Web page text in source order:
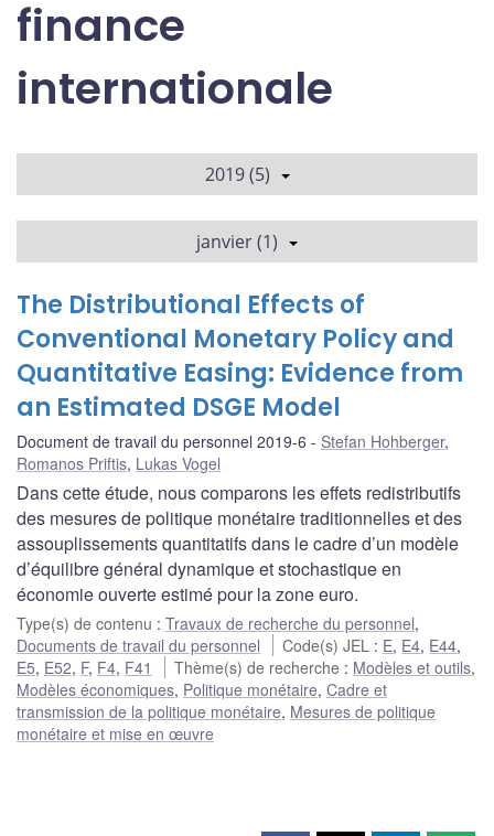
finance
internationale
2019 (5)
janvier (1)
The Distributional Effects of
Conventional Monetary Policy and
Quantitative Easing: Evidence from
an Estimated DSGE Model
Document de travail du personnel 2019-6 Stefan Hohberger,
Romanos Priftis, Lukas Vogel
Dans cette étude, nous comparons les effets redistributifs
des mesures de politique monétaire traditionnelles et des
assouplissements quantitatifs dans le cadre d’un modèle
d’équilibre général dynamique et stochastique en
économie ouverte estimé pour la zone euro.
Type(s) de contenu : Travaux de recherche du personnel,
Documents de travail du personnel
Code(s) JEL : E, E4, E44,
E5, E52, F, F4, F41 Thème(s) de recherche : Modèles et outils,
Modèles économiques, Politique monétaire, Cadre et
transmission de la politique monétaire, Mesures de politique
monétaire et mise en œuvre